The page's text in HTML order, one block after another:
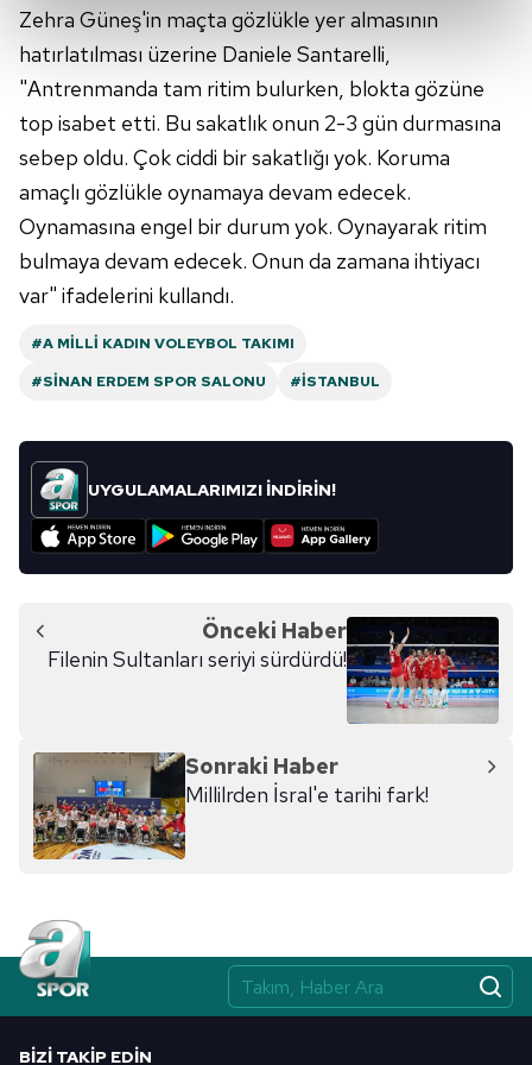
kalemimiz olduğunu sizlere hatırlatmak isteriz.
Her halükârda, kullanıcılar, bu çerezlere izin vermedikleri
takdirde, kullanıcılara hedefli reklamlar
gösterilmeyecektir."
Sizlere daha iyi bir hizmet sunabilmek için İnternet
Sitemizde kendimize ve üçüncü kişilere ait çerezler
kullanılmaktadır. Bu çerezler vasıtasıyla çeşitli kişisel
verileriniz işlenmekte olup gerekli olan çerezler bilgi
toplumu hizmetlerinin sunulması amacıyla
reklam/pazarlama faaliyetlerinin yapılması, amaçlarıyla
Çerezlere ilişkin tercihlerinizi aşağıda yer alan panel
vasıtasıyla belirleyebilirsiniz. Çerezlere ilişkin detaylı bilgi
için Ayarlar butonuna tıklayabilir, Çerez Bilgilendirme
Metnimiziziyaret edebilirsiniz.
6698 sayılı Kişisel Verilerin Korunması Kanunu uyarınca
hazırlanmış Aydınlatma Metnimizi okumak ve sitemizde
ilgili mevzuata uygun olarak kullanılan çerezlerle ilgili bilgi
Zehra Güneş'in maçta gözlükle yer almasının
hatırlatılması üzerine Daniele Santarelli,
"Antrenmanda tam ritim bulurken, blokta gözüne
top isabet etti. Bu sakatlık onun 2-3 gün durmasına
sebep oldu. Çok ciddi bir sakatlığı yok. Koruma
amaçlı gözlükle oynamaya devam edecek.
Oynamasına engel bir durum yok. Oynayarak ritim
bulmaya devam edecek. Onun da zamana ihtiyacı
var" ifadelerini kullandı.
#A MILLI KADIN VOLEYBOL TAKIMI
#SINAN ERDEM SPOR SALONU
#İSTANBUL
UYGULAMALARIMIZI İNDİRİN!
Önceki Haber
Filenin Sultanları seriyi sürdürdü!
Sonraki Haber
Millilrden İsral'e tarihi fark!
BIZI TAKIP EDIN